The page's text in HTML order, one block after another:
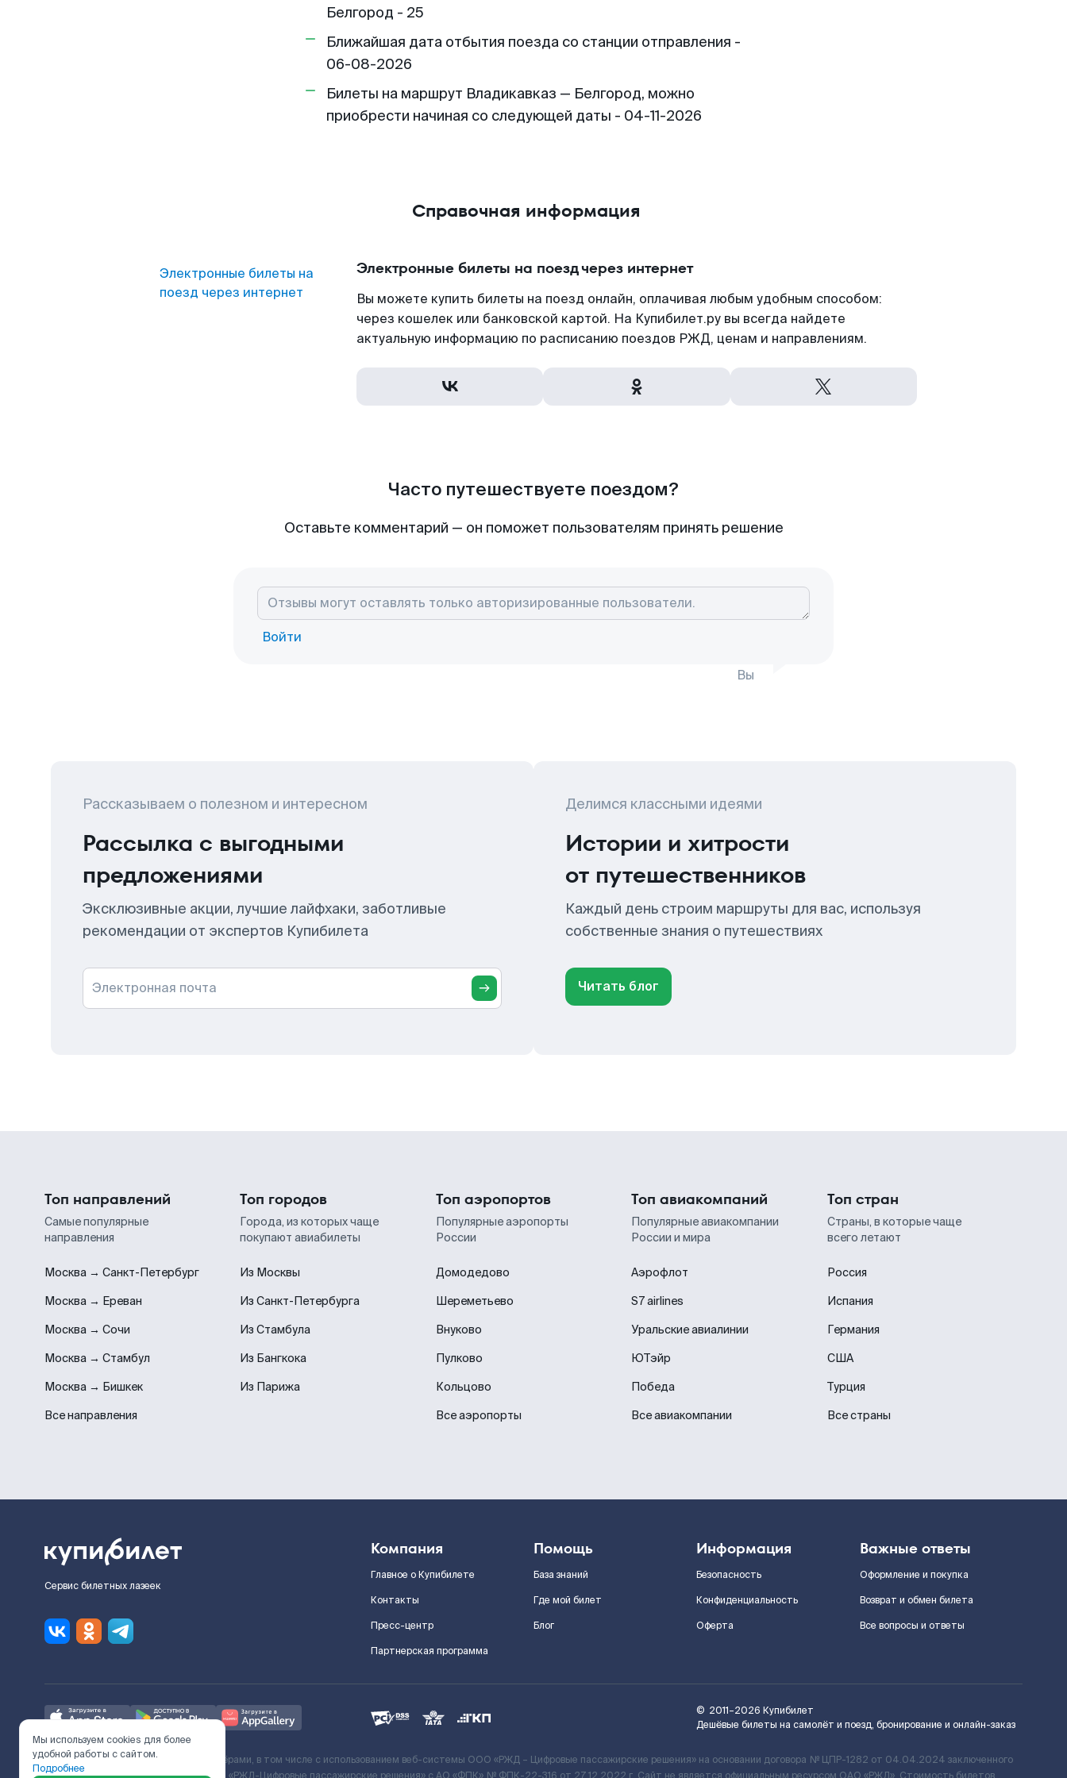
Белгород - 25
Ближайшая дата отбытия поезда со станции отправления -
06-08-2026
Билеты на маршрут Владикавказ — Белгород, можно
приобрести начиная со следующей даты - 04-11-2026
Справочная информация
Электронные билеты на
поезд через интернет
Электронные билеты на поезд через интернет
Вы можете купить билеты на поезд онлайн, оплачивая любым удобным способом:
через кошелек или банковской картой. На Купибилет.ру вы всегда найдете
актуальную информацию по расписанию поездов РЖД, ценам и направлениям.
Часто путешествуете поездом?
Оставьте комментарий — он поможет пользователям принять решение
Войти
Вы
Рассказываем о полезном и интересном
Рассылка с выгодными
предложениями
Эксклюзивные акции, лучшие лайфхаки, заботливые
рекомендации от экспертов Купибилета
Электронная почта
Делимся классными идеями
Истории и хитрости
от путешественников
Каждый день строим маршруты для вас, используя
собственные знания о путешествиях
Читать блог
Топ направлений
Самые популярные
направления
Москва → Санкт-Петербург
Москва → Ереван
Москва → Сочи
Москва → Стамбул
Москва → Бишкек
Все направления
Топ городов
Города, из которых чаще
покупают авиабилеты
Из Москвы
Из Санкт-Петербурга
Из Стамбула
Из Бангкока
Из Парижа
Топ аэропортов
Популярные аэропорты
России
Домодедово
Шереметьево
Внуково
Пулково
Кольцово
Все аэропорты
Топ авиакомпаний
Популярные авиакомпании
России и мира
Аэрофлот
S7 airlines
Уральские авиалинии
ЮТэйр
Победа
Все авиакомпании
Топ стран
Страны, в которые чаще
всего летают
Россия
Испания
Германия
США
Турция
Все страны
Сервис билетных лазеек
Компания
Главное о Купибилете
Контакты
Пресс-центр
Партнерская программа
Помощь
База знаний
Где мой билет
Блог
Информация
Безопасность
Конфиденциальность
Оферта
Важные ответы
Оформление и покупка
Возврат и обмен билета
Все вопросы и ответы
© 2011–2026 Купибилет
Дешёвые билеты на самолёт и поезд, бронирование и онлайн-заказ
Ж/Д билеты предоставляются партнёрами, в том числе с использованием веб-системы ООО «РЖД – Цифровые пассажирские решения» на основании договора № ЦПР-1282 от 04.04.2024 заключенного
Мы используем cookies для более
удобной работы с сайтом.
Подробнее